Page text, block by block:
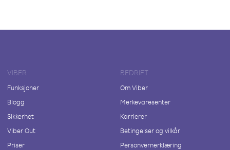
VIBER
Funksjoner
Blogg
Sikkerhet
Viber Out
Priser
BEDRIFT
Om Viber
Merkevaresenter
Karrierer
Betingelser og vilkår
Personvernerklæring